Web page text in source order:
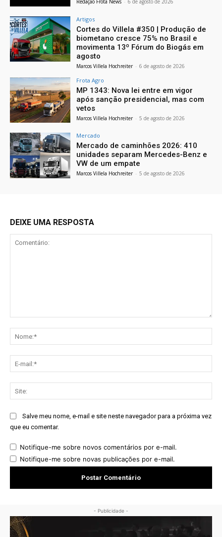
Artigos
Cortes do Villela #350 | Produção de
biometano cresce 75% no Brasil e
movimenta 13º Fórum do Biogás em
agosto
Marcos Villela Hochreiter - 6 de agosto de 2026
Frota Agro
MP 1343: Nova lei entre em vigor
após sanção presidencial, mas com
vetos
Marcos Villela Hochreiter - 5 de agosto de 2026
Mercado
Mercado de caminhões 2026: 410
unidades separam Mercedes-Benz e
VW de um empate
Marcos Villela Hochreiter - 5 de agosto de 2026
DEIXE UMA RESPOSTA
Salve meu nome, e-mail e site neste navegador para a próxima vez
que eu comentar.
Notifique-me sobre novos comentários por e-mail.
Notifique-me sobre novas publicações por e-mail.
- Publicidade -